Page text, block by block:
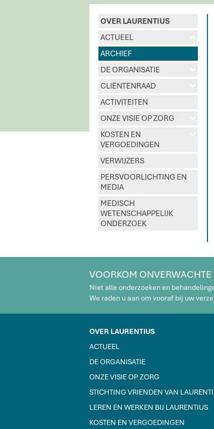
OVER LAURENTIUS
ACTUEEL
ARCHIEF
DE ORGANISATIE
CLIËNTENRAAD
ACTIVITEITEN
ONZE VISIE OP ZORG
KOSTEN EN
VERGOEDINGEN
VERWIJZERS
PERSVOORLICHTING EN
MEDIA
MEDISCH
WETENSCHAPPELIJK
ONDERZOEK
VOORKOM ONVERWACHTE
Niet alle onderzoeken en
We raden u aan om vooraf bij uw
OVER LAURENTIUS
ACTUEEL
DE ORGANISATIE
ONZE VISIE OP ZORG
STICHTING VRIENDEN VAN
LEREN EN WERKEN BIJ LAURENTIUS
KOSTEN EN VERGOEDINGEN